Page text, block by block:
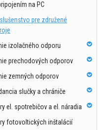
na PC
pre združené
izolačného odporu
prechodových odporov
zemných odporov
slučky a chrániče
el. spotrebičov a el. náradia
fotovoltických inštalácií